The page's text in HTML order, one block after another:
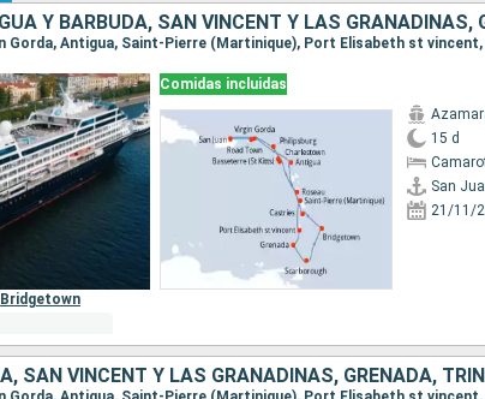
Comidas incluidas
15 d
San
21/11/
Bridgetown